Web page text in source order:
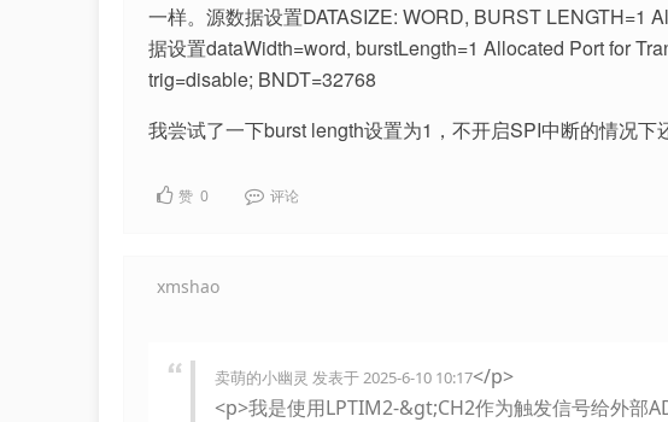
一样。源数据设置DATASIZE: WORD, BURST LENGTH=1
据设置dataWidth=word, burstLength=1 Allocated Port for
trig=disable; BNDT=32768
我尝试了一下burst length设置为1，不开启SPI中断的情况
赞 0 评论
xmshao
卖萌的小幽灵 发表于 2025-6-10 10:17</p>
<p>我是使用LPTIM2-&gt;CH2作为触发信号给外部